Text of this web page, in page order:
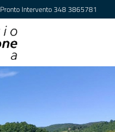
Pronto Intervento348 3865781